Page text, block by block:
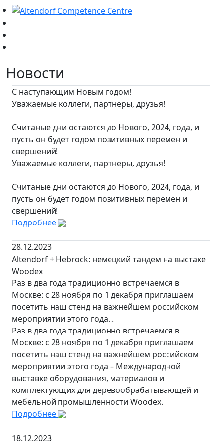
Новости
С наступающим Новым годом!
Уважаемые коллеги, партнеры, друзья!
Считаные дни остаются до Нового, 2024, года, и
пусть он будет годом позитивных перемен и
свершений!
Уважаемые коллеги, партнеры, друзья!
Считаные дни остаются до Нового, 2024, года, и
пусть он будет годом позитивных перемен и
свершений!
Подробнее
28.12.2023
Altendorf + Hebrock: немецкий тандем на выстаке
Woodex
Раз в два года традиционно встречаемся в
Москве: с 28 ноября по 1 декабря приглашаем
посетить наш стенд на важнейшем российском
мероприятии этого года...
Раз в два года традиционно встречаемся в
Москве: с 28 ноября по 1 декабря приглашаем
посетить наш стенд на важнейшем российском
мероприятии этого года – Международной
выставке оборудования, материалов и
комплектующих для деревообрабатывающей и
мебельной промышленности Woodex.
Подробнее
18.12.2023